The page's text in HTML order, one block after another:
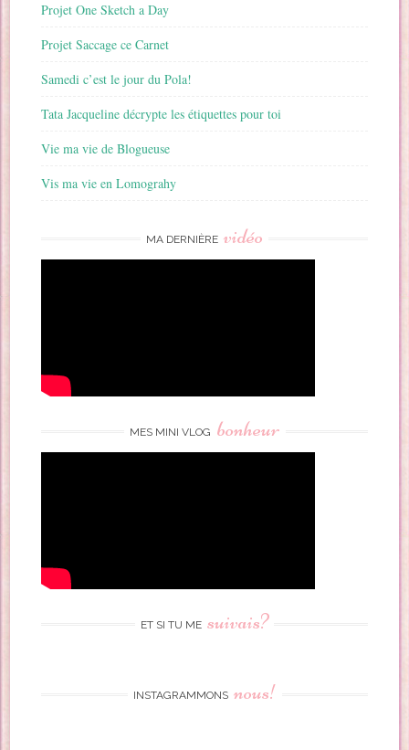
Projet One Sketch a Day
Projet Saccage ce Carnet
Samedi c’est le jour du Pola!
Tata Jacqueline décrypte les étiquettes pour toi
Vie ma vie de Blogueuse
Vis ma vie en Lomograhy
MA DERNIÈRE vidéo
MES MINI VLOG bonheur
ET SI TU ME suivais?
INSTAGRAMMONS nous!